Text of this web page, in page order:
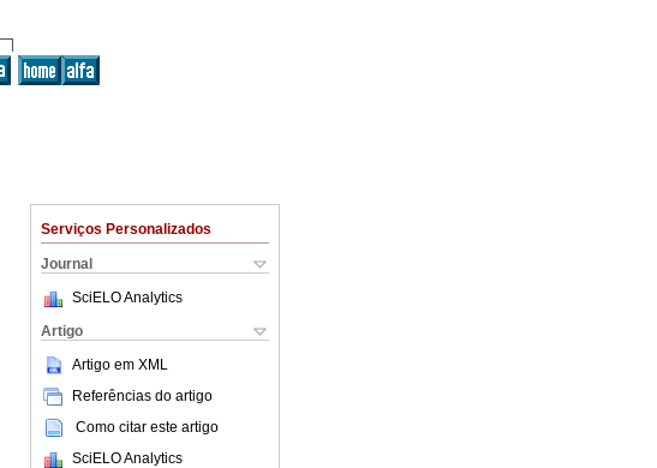
Serviços Personalizados
Journal
SciELO Analytics
Artigo
Artigo em XML
Referências do artigo
Como citar este artigo
SciELO Analytics